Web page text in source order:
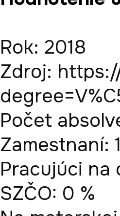
Rok: 2018
Zdroj:
Počet
Zamestnaní:
Pracujúci na
SZČO: 0 %